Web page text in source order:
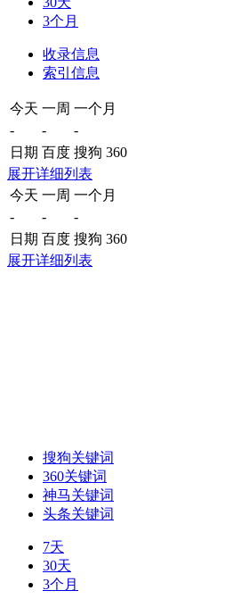
3个月
收录信息
索引信息
今天 一周 一个月
-
-
-
日期 百度 搜狗 360
展开详细列表
今天 一周 一个月
-
-
-
日期 百度 搜狗 360
展开详细列表
搜狗关键词
360关键词
神马关键词
头条关键词
7天
30天
3个月